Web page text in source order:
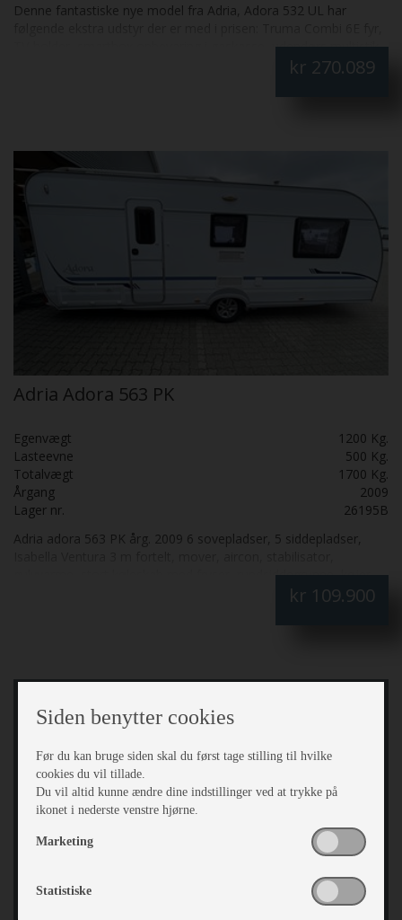
Denne fantastiske nye model fra Adria, Adora 532 UL har
TV-holder, smartbox opbevaring i gaskasse, udendørs multistik
kr 270.089
Adria Adora 563 PK
Egenvægt
1200 Kg.
Lasteevne
500 Kg.
Totalvægt
1700 Kg.
Årgang
2009
Lager nr.
26195B
Adria adora 563 PK årg. 2009 6 sovepladser, 5 siddepladser,
gulvvarme, stort køleskab med fryser, rundsiddegruppe, køjer,
dobbeltseng, alufælge og serviceklap. Stor og rummelig
kr 109.900
Siden benytter cookies
Før du kan bruge siden skal du først tage stilling til hvilke
cookies du vil tillade.
Du vil altid kunne ændre dine indstillinger ved at trykke på
ikonet i nederste venstre hjørne.
Marketing
Statistiske